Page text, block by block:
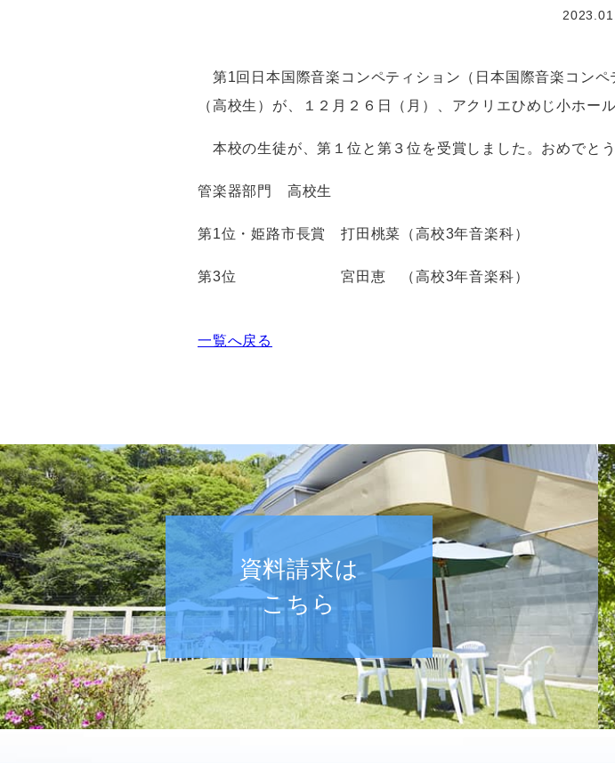
第1回日本国際音楽コンペティション（日本国際音楽コン
（高校生）が、１２月２６日（月）、アクリエひめじ小ホー
本校の生徒が、第１位と第３位を受賞しました。おめでとう
管楽器部門 高校生
第1位・姫路市長賞 打田桃菜（高校3年音楽科）
第3位 宮田恵 （高校3年音楽科）
一覧へ戻る
資料請求は
こちら